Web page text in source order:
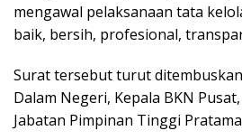
mengawal pelaksanaan tata
baik, bersih, profesional,
Surat tersebut turut
Dalam Negeri, Kepala BKN
Jabatan Pimpinan Tinggi